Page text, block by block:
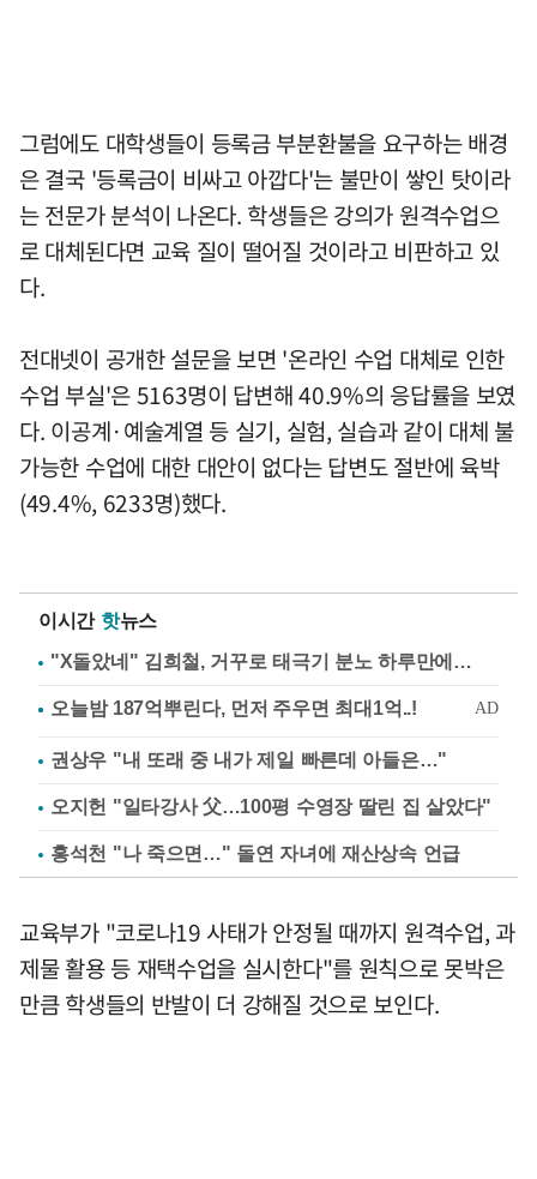
그럼에도 대학생들이 등록금 부분환불을 요구하는 배경
은 결국 '등록금이 비싸고 아깝다'는 불만이 쌓인 탓이라
는 전문가 분석이 나온다. 학생들은 강의가 원격수업으
로 대체된다면 교육 질이 떨어질 것이라고 비판하고 있
다.
전대넷이 공개한 설문을 보면 '온라인 수업 대체로 인한
수업 부실'은 5163명이 답변해 40.9%의 응답률을 보였
다. 이공계·예술계열 등 실기, 실험, 실습과 같이 대체 불
가능한 수업에 대한 대안이 없다는 답변도 절반에 육박
(49.4%, 6233명)했다.
이시간 핫뉴스
"X돌았네" 김희철, 거꾸로 태극기 분노 하루만에…
권상우 "내 또래 중 내가 제일 빠른데 아들은…"
오지헌 "일타강사 父…100평 수영장 딸린 집 살았다"
홍석천 "나 죽으면…" 돌연 자녀에 재산상속 언급
교육부가 "코로나19 사태가 안정될 때까지 원격수업, 과
제물 활용 등 재택수업을 실시한다"를 원칙으로 못박은
만큼 학생들의 반발이 더 강해질 것으로 보인다.